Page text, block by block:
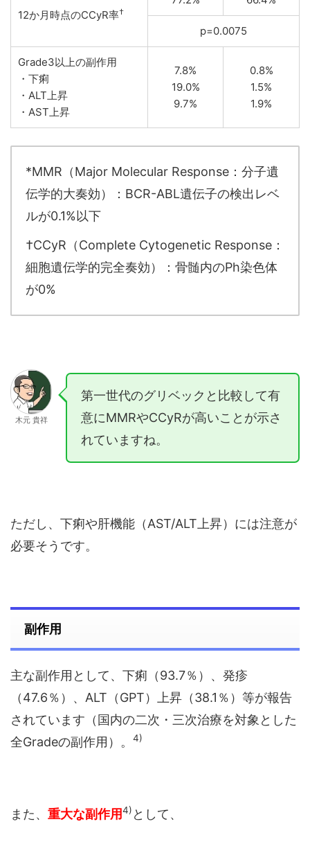
12か月時点のCCyR率†
p=0.0075
Grade3以上の副作用
・下痢
・ALT上昇
・AST上昇
7.8%
19.0%
9.7%
0.8%
1.5%
1.9%
*MMR（Major Molecular Response：分子遺
伝学的大奏効）：BCR-ABL遺伝子の検出レベ
ルが0.1%以下
†CCyR（Complete Cytogenetic Response：
細胞遺伝学的完全奏効）：骨髄内のPh染色体
が0%
木元 貴祥
第一世代のグリベックと比較して有
意にMMRやCCyRが高いことが示さ
れていますね。
ただし、下痢や肝機能（AST/ALT上昇）には注意が
必要そうです。
副作用
主な副作用として、下痢（93.7％）、発疹
（47.6％）、ALT（GPT）上昇（38.1％）等が報告
されています（国内の二次・三次治療を対象とした
全Gradeの副作用）。
4)
また、 重大な副作用4) として、